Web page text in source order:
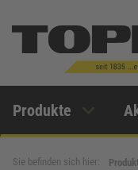
Produkte
Sie befinden sich hier: